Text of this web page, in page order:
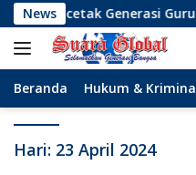
Langsung
ke
konten
News Generasi Guru
Beranda Hukum &
Hari: 23 April 2024